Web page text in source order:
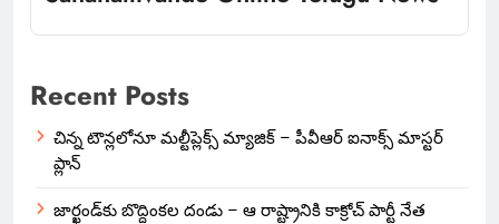
Recent Posts
చిన్న టౌన్లలోనూ మల్టీప్లెక్స్‌ మ్యాజిక్ – పీవీఆర్ ఐనాక్స్ మాస్టర్
ప్లాన్
జార్ఖండ్‌కు బొద్దింకల దండు – ఆ రాష్ట్రానికి కాక్రోచ్ పార్టీ నేత